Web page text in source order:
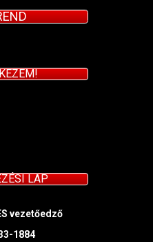
LAP
vezetőedző
1884